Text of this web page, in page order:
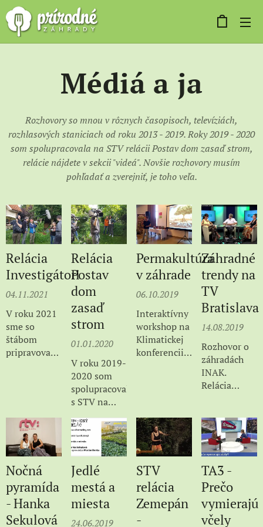
Médiá a ja
Rozhovory so mnou v rôznych časopisoch, televíziách,
rozhlasových staniciach od roku 2013 - 2019. Roky 2019 - 2020
som spolupracovala na STV relácii Postav dom zasaď strom,
relácie nájdete v sekcii "videá". Novšie rozhovory musím
pohľadať a zverejniť, je toho veľa.
Relácia
Investigátori
04.11.2021
V roku 2021
sme so
štábom
pripravovanej
časť
venovenú
pokusom a
ich popisom
na tému
"vplyvy Luny
na
pestovanie
plodín".
Relácia
Postav
dom
zasaď
strom
01.01.2020
V roku 2019-
2020 som
spolupracovala
s STV na
relácii
Postav dom
zasaď strom.
Natočili sme
viac dielov
na rôzne
témy. Zostrih
jednptlivých
dielov
Permakultúra
v záhrade
06.10.2019
Interaktívny
workshop na
Klimatickej
konferencii
série
interaktívnych
workshopov
na
konferencii
venovanej
klimatickým
zmenám
6.10.2019
Záhradné
trendy na
TV
Bratislava
14.08.2019
Rozhovor o
záhradách
INAK.
Relácia
hodinový
rozhovor pre
televíziu
Bratislava v
rámci relácie
Beseda o
piatej o
iných
Nočná
pyramída
- Hanka
Sekulová
Jedlé
mestá a
miesta
24.06.2019
STV
relácia
Zemepán
-
TA3 -
Prečo
vymierajú
včely